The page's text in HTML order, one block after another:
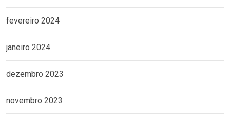
fevereiro 2024
janeiro 2024
dezembro 2023
novembro 2023